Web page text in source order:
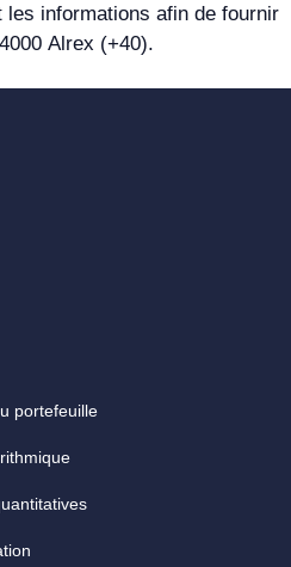
informations afin de fournir
Alrex (+40).
portefeuille